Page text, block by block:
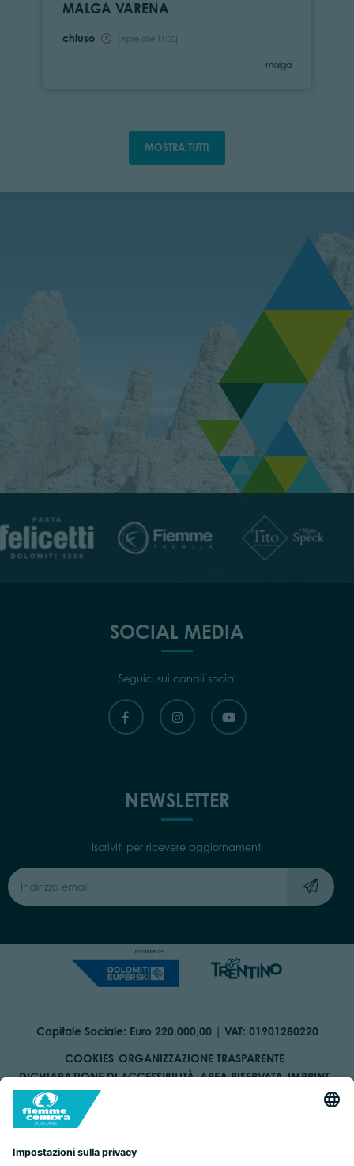
MALGA VARENA
chiuso (Apre alle 11:00)
Categoria
malga
MOSTRA TUTTI
SOCIAL MEDIA
Seguici sui canali social
NEWSLETTER
Iscriviti per ricevere aggiornamenti
Capitale Sociale: Euro 220.000,00 | VAT: 01901280220
COOKIES ORGANIZZAZIONE TRASPARENTE
DICHIARAZIONE DI ACCESSIBILITÀ AREA RISERVATA IMPRINT